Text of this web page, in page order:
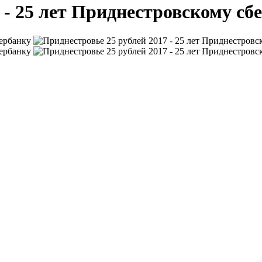
25 лет Приднестровскому